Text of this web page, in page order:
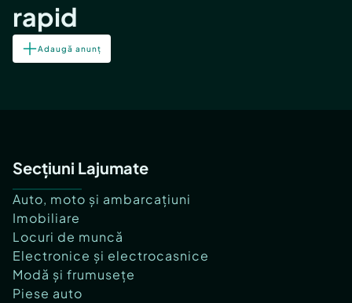
rapid
Adaugă anunț
Secțiuni Lajumate
Auto, moto și ambarcațiuni
Imobiliare
Locuri de muncă
Electronice și electrocasnice
Modă și frumusețe
Piese auto